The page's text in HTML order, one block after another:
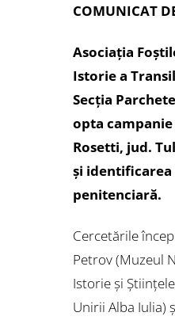
COMUNICAT
Asociația
Istorie a
Secția
opta
Rosetti, jud.
și
penitenciară.
Cercetările
Petrov (Muzeul
Istorie și
Unirii Alba Iulia)